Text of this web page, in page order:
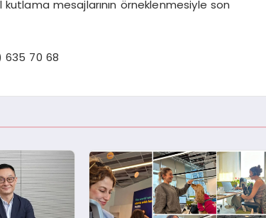
mesajlarının örneklenmesiyle son
635 70 68